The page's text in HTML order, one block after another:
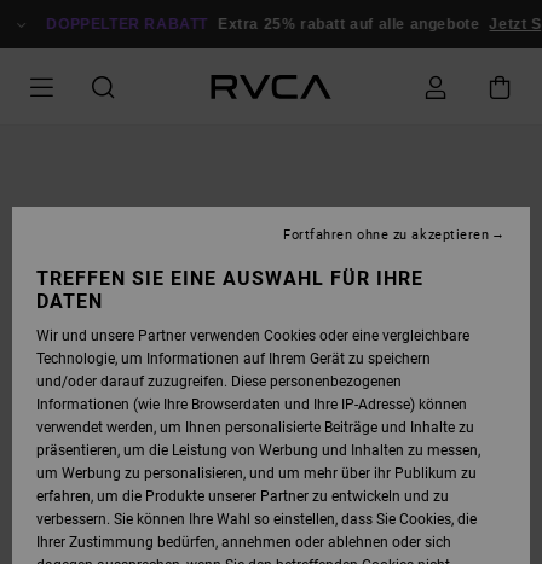
ZUR
DOPPELTER RABATT Extra 25% rabatt auf alle angebote Jetzt
TREFFEN SIE EINE AUSWAHL FÜR IHRE
DATEN
Wir und unsere Partner verwenden Cookies oder eine vergleichbare
Technologie, um Informationen auf Ihrem Gerät zu speichern
und/oder darauf zuzugreifen. Diese personenbezogenen
Informationen (wie Ihre Browserdaten und Ihre IP-Adresse) können
verwendet werden, um Ihnen personalisierte Beiträge und Inhalte zu
präsentieren, um die Leistung von Werbung und Inhalten zu messen,
um Werbung zu personalisieren, und um mehr über ihr Publikum zu
erfahren, um die Produkte unserer Partner zu entwickeln und zu
verbessern. Sie können Ihre Wahl so einstellen, dass Sie Cookies, die
Ihrer Zustimmung bedürfen, annehmen oder ablehnen oder sich
Fortfahren ohne zu akzeptieren